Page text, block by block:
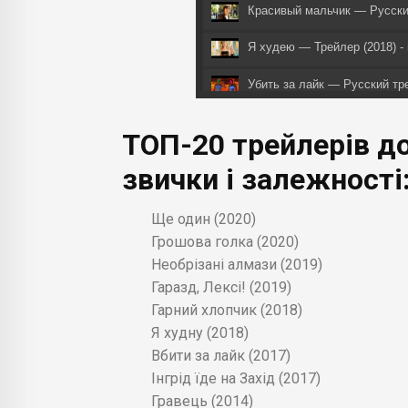
Красивый мальчик —
Я худею — Трейлер (2018) -
Убить за лайк — Русский
Игрок - Официальный
Страсти Дон Жуана -
Трейлер фильма "Связи нет"
В хлам / Smashed 2012
Стыд / Shame (2011) -
No Smoking (Uncut Theatrical
Music
ТОП-20 трейлерів
звички і залежності:
Ще один (2020)
Грошова голка (2020)
Необрізані алмази (2019)
Гаразд, Лексі! (2019)
Гарний хлопчик (2018)
Я худну (2018)
Вбити за лайк (2017)
Інгрід їде на Захід (2017)
Гравець (2014)